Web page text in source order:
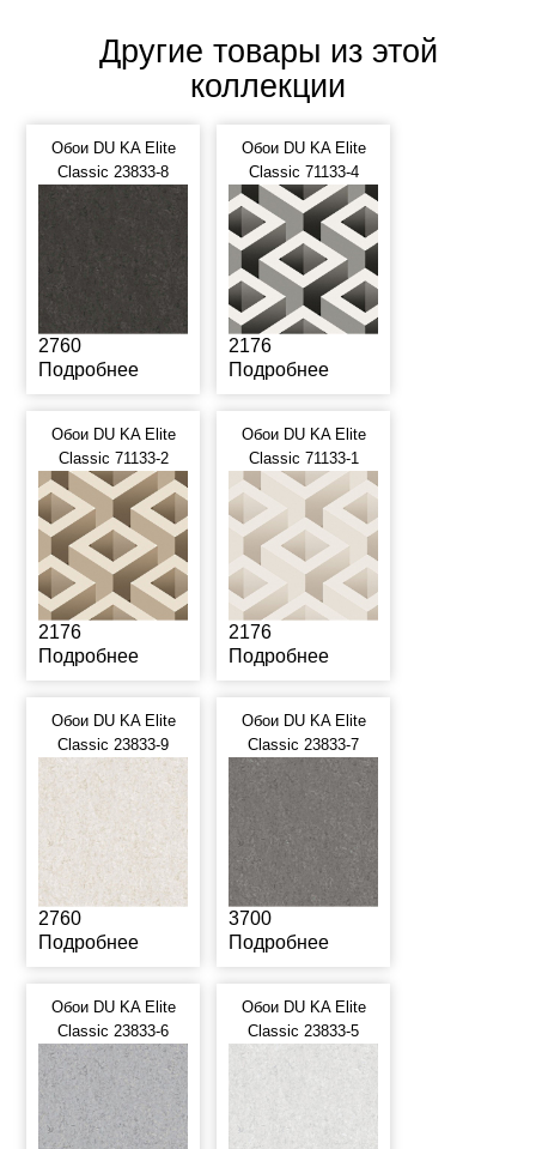
Другие товары из этой
коллекции
Обои DU KA Elite
Classic 23833-8
2760
Подробнее
Обои DU KA Elite
Classic 71133-4
2176
Подробнее
Обои DU KA Elite
Classic 71133-2
2176
Подробнее
Обои DU KA Elite
Classic 71133-1
2176
Подробнее
Обои DU KA Elite
Classic 23833-9
2760
Подробнее
Обои DU KA Elite
Classic 23833-7
3700
Подробнее
Обои DU KA Elite
Classic 23833-6
Обои DU KA Elite
Classic 23833-5